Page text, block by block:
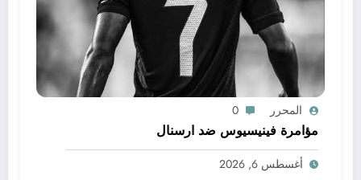
المحرر 0
مؤامرة فينيسيوس ضد ارسنال
أغسطس 6, 2026